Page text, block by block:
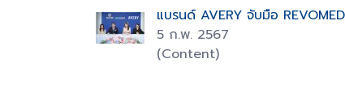
แบรนด์ AVERY จับมือ
5 ก.พ. 2567
(Content)